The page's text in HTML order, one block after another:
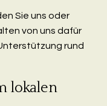
Sie uns oder
von uns dafür
rund
lokalen